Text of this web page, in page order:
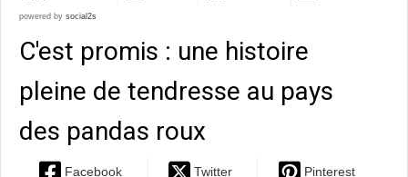
powered by social2s
C'est promis : une histoire
pleine de tendresse au pays
des pandas roux
Facebook Twitter Pinterest